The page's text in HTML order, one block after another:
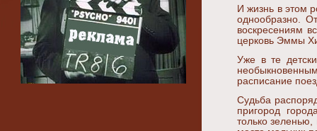
И жизнь в этом
однообразно.
воскресениям
церковь Эммы
Уже в те
расписание
Судьба
пригород
только